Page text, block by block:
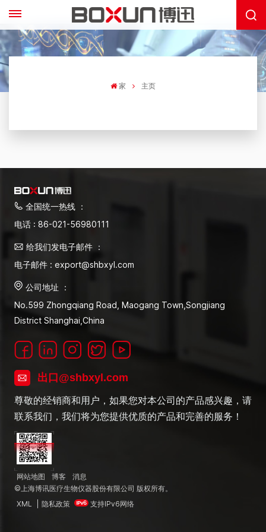
家 主页
全国统一热线 ：
电话 : 86-021-56980111
给我们发电子邮件 ：
电子邮件 : export@shbxyl.com
公司地址 ：
No.599 Zhongqiang Road, Maogang Town,Songjiang
District Shanghai,China
出口@shbxyl.com
尊敬的经销商和用户，如果您对本公司的产品感兴趣，请
联系我们，我们将为您提供优质的产品和完善的服务！
网站地图 博客
消息
©上海博讯医疗生物仪器股份有限公司 版权所有。
XML
隐私政策 支持IPv6网络